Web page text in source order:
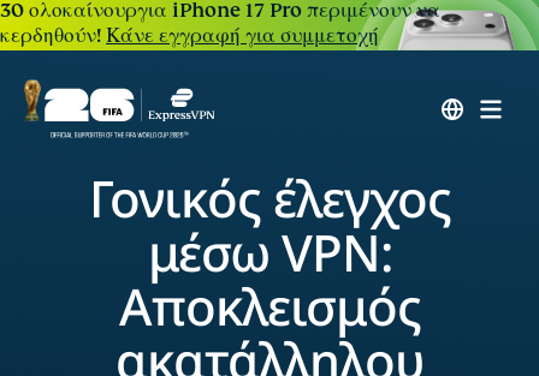
30 ολοκαίνουργια iPhone 17 Pro περιμένουν να
κερδηθούν!Κάνε εγγραφή για συμμετοχή
Γονικός έλεγχος
μέσω VPN:
Αποκλεισμός
ακατάλληλου